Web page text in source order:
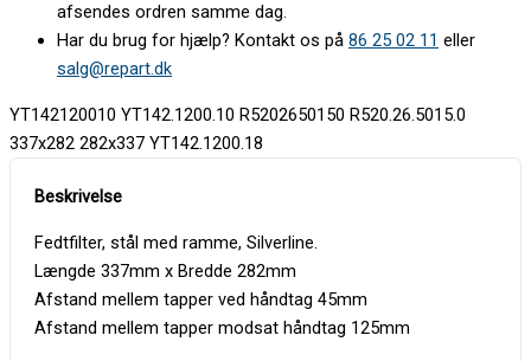
afsendes ordren samme dag.
Har du brug for hjælp? Kontakt os på 86 25 02 11 eller
salg@repart.dk
YT142120010 YT142.1200.10 R5202650150 R520.26.5015.0
337x282 282x337 YT142.1200.18
Fedtfilter, stål med ramme, Silverline.
Længde 337mm x Bredde 282mm
Afstand mellem tapper ved håndtag 45mm
Afstand mellem tapper modsat håndtag 125mm